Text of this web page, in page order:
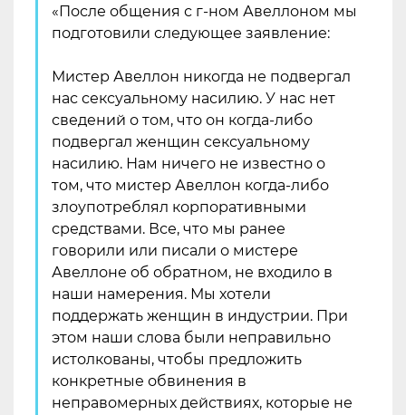
«После общения с г-ном Авеллоном мы
подготовили следующее заявление:
Мистер Авеллон никогда не подвергал
нас сексуальному насилию. У нас нет
сведений о том, что он когда-либо
подвергал женщин сексуальному
насилию. Нам ничего не известно о
том, что мистер Авеллон когда-либо
злоупотреблял корпоративными
средствами. Все, что мы ранее
говорили или писали о мистере
Авеллоне об обратном, не входило в
наши намерения. Мы хотели
поддержать женщин в индустрии. При
этом наши слова были неправильно
истолкованы, чтобы предложить
конкретные обвинения в
неправомерных действиях, которые не